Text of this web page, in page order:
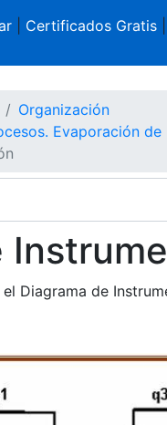
| Certificados Gratis|
Organización
Evaporación
Diagrama de